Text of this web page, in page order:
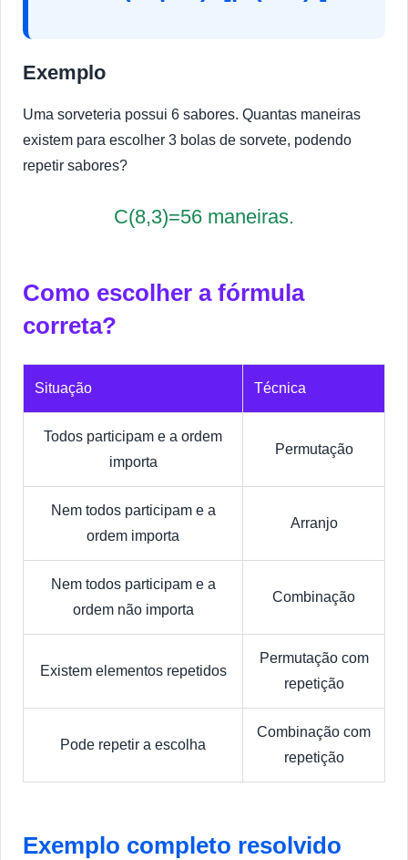
Exemplo
Uma sorveteria possui 6 sabores. Quantas maneiras
existem para escolher 3 bolas de sorvete, podendo
repetir sabores?
C(8,3)=56 maneiras.
Como escolher a fórmula
correta?
Situação Técnica
Todos participam e a ordem
importa
Permutação
Nem todos participam e a
ordem importa
Arranjo
Nem todos participam e a
ordem não importa
Combinação
Existem elementos repetidos
Permutação com
repetição
Pode repetir a escolha
Combinação com
repetição
Exemplo completo resolvido